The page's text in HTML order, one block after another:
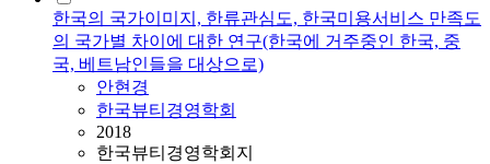
한국의 국가이미지, 한류관심도, 한국미용서비스 만족도
의 국가별 차이에 대한 연구(한국에 거주중인 한국, 중
국, 베트남인들을 대상으로)
안현경
한국뷰티경영학회
2018
한국뷰티경영학회지